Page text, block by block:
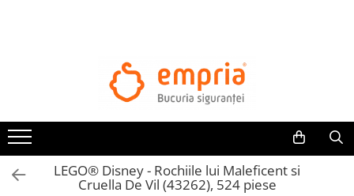
Bariere protectie pentru pat
Protectii mobilier
LEGO® Disney - Rochiile lui Maleficent si
Cruella De Vil (43262), 524 piese